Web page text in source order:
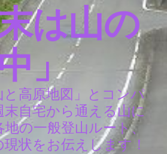
は山の
」
高原地図」とコンパ
自宅から通える山に
の一般登山ルート、
状をお伝えします！